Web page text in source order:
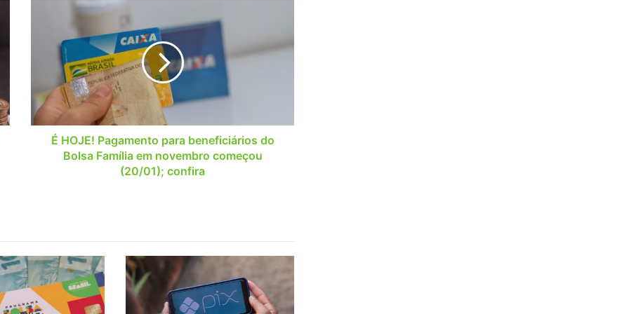
Pagamento
beneficiários
Bolsa
Família
em
novembro
começou
É HOJE! Pagamento para beneficiários do
Bolsa Família em novembro começou
(20/01); confira